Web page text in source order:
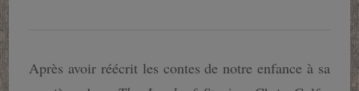
Après avoir réécrit les contes de notre enfance à sa